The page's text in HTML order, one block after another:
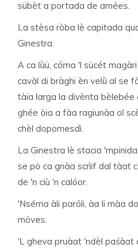
sübèt a portada de arnées.
La stèsa ròba lè capitada
Ginestra.
A ca lǜü, cóma 'l sücét
cavàl di bràghi èn velǜ al se
tàia larga la divènta
ghée òia a fàa ragiunàa ol
chèl dopomesdì.
La Ginestra lè stacia
se pö ca gnàa scrìif dal tàat
de 'n ciù 'n calóor.
'Nséma àli paróli, àa li màa
möves.
'L gheva pruàat 'ndèl paśàat